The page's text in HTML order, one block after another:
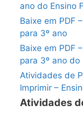
ano do Ensino
Baixe em PDF
para 3º ano
Baixe em PDF
para 3º ano do
Atividades de
Imprimir –
Atividades